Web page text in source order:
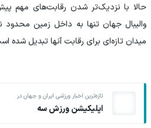
حالا با نزدیک‌تر شدن رقابت‌های مهم
والیبال جهان تنها به داخل زمین
میدان تازه‌ای برای رقابت آنها تبدیل شده
تازه‌ترین اخبار ورزشی ایران و جهان در
اپلیکیشن ورزش سه